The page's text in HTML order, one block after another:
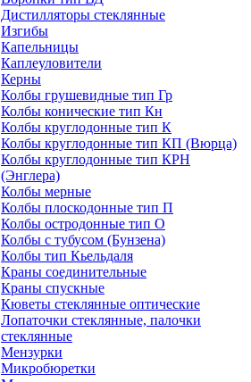
Дистилляторы стеклянные
Изгибы
Капельницы
Каплеуловители
Керны
Колбы грушевидные тип Гр
Колбы конические тип Кн
Колбы круглодонные тип К
Колбы круглодонные тип КП (Вюрца)
Колбы круглодонные тип КРН
(Энглера)
Колбы мерные
Колбы плоскодонные тип П
Колбы остродонные тип О
Колбы с тубусом (Бунзена)
Колбы тип Кьельдаля
Краны соединительные
Краны спускные
Кюветы стеклянные оптические
Лопаточки стеклянные, палочки
стеклянные
Мензурки
Микробюретки